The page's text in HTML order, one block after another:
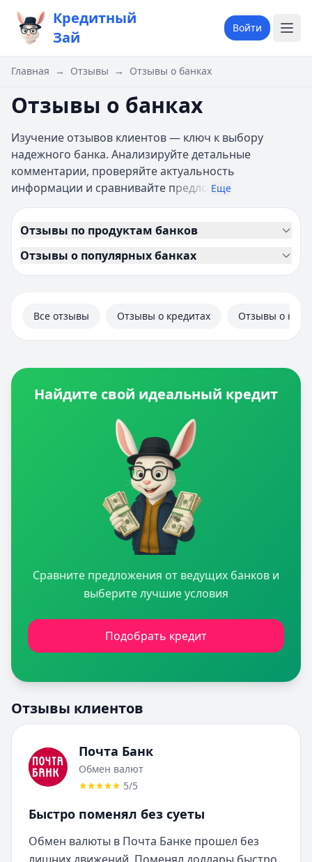
Кредитный
Зай
Войти
Главная → Отзывы → Отзывы о банках
Отзывы о банках
Изучение отзывов клиентов — ключ к выбору
надежного банка. Анализируйте детальные
комментарии, проверяйте актуальность
информации и сравнивайте предло Еще
Отзывы по продуктам банков
Отзывы о популярных банках
Все отзывы Отзывы о кредитах Отзывы о
Найдите свой идеальный кредит
Сравните предложения от ведущих банков и
выберите лучшие условия
Подобрать кредит
Отзывы клиентов
Почта Банк
Обмен валют
5/5
Быстро поменял без суеты
Обмен валюты в Почта Банке прошел без